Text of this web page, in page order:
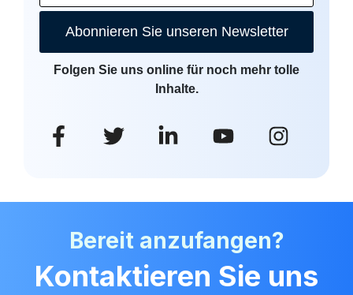
Abonnieren Sie unseren Newsletter
Folgen Sie uns online für noch mehr tolle
Inhalte.
Bereit anzufangen?
Kontaktieren Sie uns